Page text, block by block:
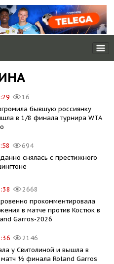
16
бывшую россиянку
в 1/8 финала турнира WTA
694
снялась с престижного
2668
прокомментировала
в матче против Костюк в
Garros-2026
2146
у Свитолиной и вышла в
матч ½ финала Roland Garros